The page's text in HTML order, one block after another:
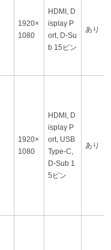
1920×
1080
HDMI, D
isplay P
ort, D-Su
b 15ピン
あり
1920×
1080
HDMI, D
isplay P
ort, USB
Type-C,
D-Sub 1
5ピン
あり